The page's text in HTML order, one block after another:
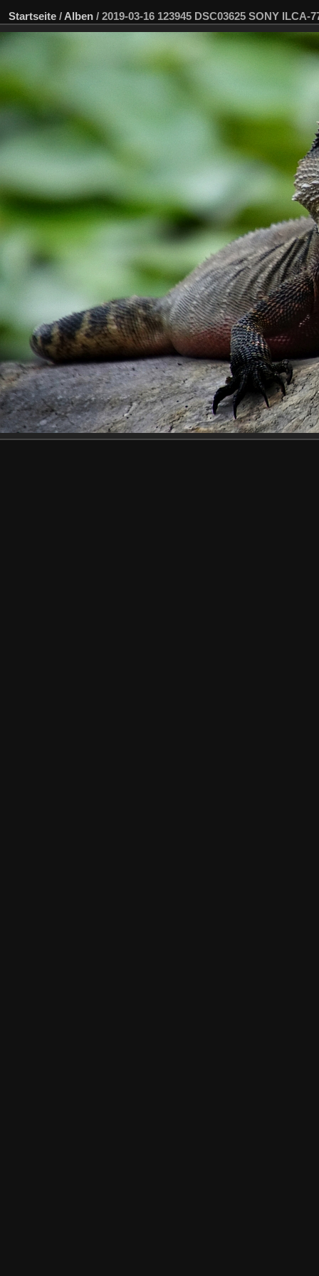
Startseite / Alben / 2019-03-16 123945 DSC03625 SONY ILCA-